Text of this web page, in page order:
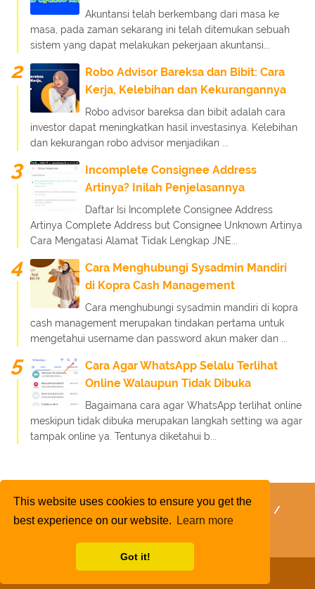
This website uses cookies to ensure you get the
best experience on our website.
Learn more
Got it!
Akuntansi telah berkembang dari masa ke
masa, pada zaman sekarang ini telah ditemukan sebuah
sistem yang dapat melakukan pekerjaan akuntansi...
Robo Advisor Bareksa dan Bibit: Cara
Kerja, Kelebihan dan Kekurangannya
Robo advisor bareksa dan bibit adalah cara
investor dapat meningkatkan hasil investasinya. Kelebihan
dan kekurangan robo advisor menjadikan ...
Incomplete Consignee Address
Artinya? Inilah Penjelasannya
Daftar Isi Incomplete Consignee Address
Artinya Complete Address but Consignee Unknown Artinya
Cara Mengatasi Alamat Tidak Lengkap JNE...
Cara Menghubungi Sysadmin Mandiri
di Kopra Cash Management
Cara menghubungi sysadmin mandiri di kopra
cash management merupakan tindakan pertama untuk
mengetahui username dan password akun maker dan ...
Cara Agar WhatsApp Selalu Terlihat
Online Walaupun Tidak Dibuka
Bagaimana cara agar WhatsApp terlihat online
meskipun tidak dibuka merupakan langkah setting wa agar
tampak online ya. Tentunya diketahui b...
Kebijakan Privasi